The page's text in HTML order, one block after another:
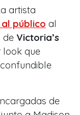
artista
público al
de Victoria’s
look que
de